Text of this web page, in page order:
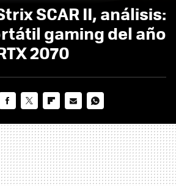
SCAR II, análisis:
gaming del año
2070
MAIL